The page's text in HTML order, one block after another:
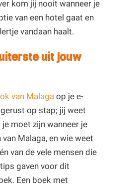
kom jij nooit wanneer je
van een hotel gaat en
vandaan haalt.
uit jouw
van Malaga op je e-
op stap; jij weet
moet zijn wanneer je
van Malaga, en wie weet
van de vele mensen die
gaven voor dit
Een boek met